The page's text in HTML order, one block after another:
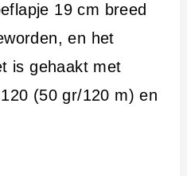
19 cm breed
en het
is gehaakt met
(50 gr/120 m) en